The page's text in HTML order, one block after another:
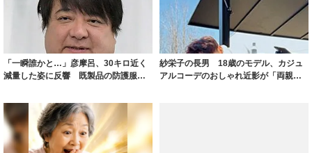
「一瞬誰かと…」彦摩呂、30キロ近く
減量した姿に反響 既製品の防護服が
紗栄子の長男 18歳のモデル、カジュ
アルコーデのおしゃれ近影が「両親の